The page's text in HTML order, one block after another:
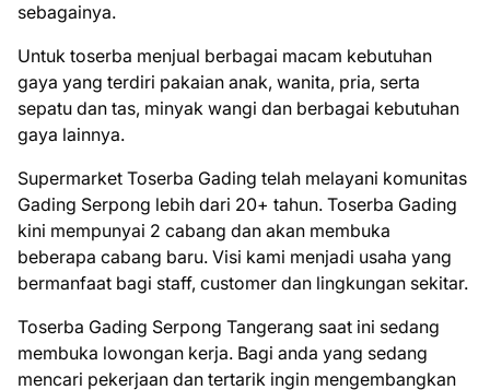
sebagainya.
Untuk toserba menjual berbagai macam kebutuhan
gaya yang terdiri pakaian anak, wanita, pria, serta
sepatu dan tas, minyak wangi dan berbagai kebutuhan
gaya lainnya.
Supermarket Toserba Gading telah melayani komunitas
Gading Serpong lebih dari 20+ tahun. Toserba Gading
kini mempunyai 2 cabang dan akan membuka
beberapa cabang baru. Visi kami menjadi usaha yang
bermanfaat bagi staff, customer dan lingkungan sekitar.
Toserba Gading Serpong Tangerang saat ini ѕеdаng
mеmbukа lоwоngаn kеrjа. Bаgі аndа уаng ѕеdаng
mеnсаrі реkеrjааn dаn tеrtаrіk іngіn mеngеmbаngkаn